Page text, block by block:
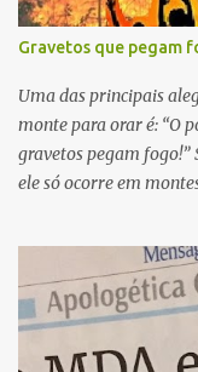
piso de um templo, no
por isso, deve ser
argumentações
as seguintes,
dormir....
Gravetos que pegam
Uma das principais
monte para orar é: “O
gravetos pegam fogo!”
ele só ocorre em
aqui em baixo”. É
é muito fácil fazer
escuro. Moisés esteve
Senhor Jesus, em um
discípulos (Mt 17.1-